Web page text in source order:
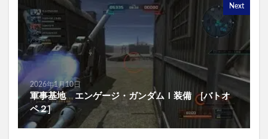
Next
2026年1月10日
軍事基地 エンゲージ・ガンダムＩ装備 [バトオ
ペ２]